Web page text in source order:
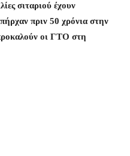
σιταριού έχουν
πριν 50 χρόνια στην
προκαλούν οι ΓΤΟ στη